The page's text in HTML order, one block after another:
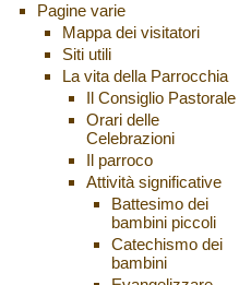
Pagine varie
Mappa dei visitatori
Siti utili
La vita della Parrocchia
Il Consiglio Pastorale
Orari delle
Celebrazioni
Il parroco
Attività significative
Battesimo dei
bambini piccoli
Catechismo dei
bambini